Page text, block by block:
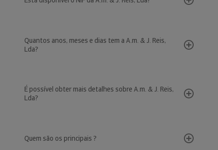
Quantos anos, meses e dias tem a A.m. & J. Reis,
Lda?
É possível obter mais detalhes sobre A.m. & J. Reis,
Lda?
Quem são os principais ?